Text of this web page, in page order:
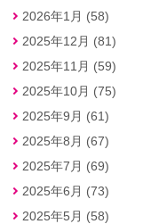
2026年1月 (58)
2025年12月 (81)
2025年11月 (59)
2025年10月 (75)
2025年9月 (61)
2025年8月 (67)
2025年7月 (69)
2025年6月 (73)
2025年5月 (58)